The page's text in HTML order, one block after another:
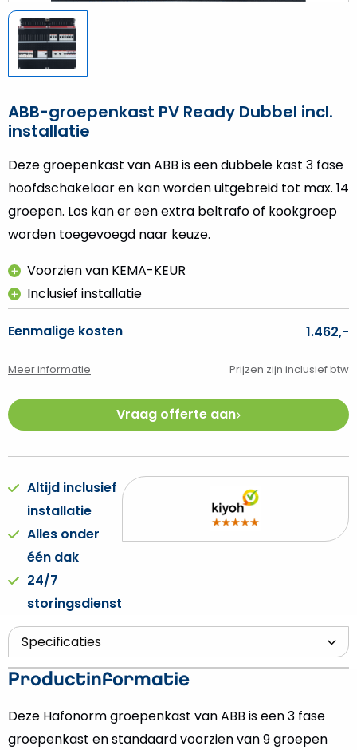
ABB-groepenkast PV Ready Dubbel incl.
installatie
Deze groepenkast van ABB is een dubbele kast 3 fase
hoofdschakelaar en kan worden uitgebreid tot max. 14
groepen. Los kan er een extra beltrafo of kookgroep
worden toegevoegd naar keuze.
Voorzien van KEMA-KEUR
Inclusief installatie
Eenmalige kosten 1.462,-
Meer informatie Prijzen zijn inclusief btw
Vraag offerte aan
Altijd inclusief
installatie
Alles onder
één dak
24/7
storingsdienst
Productinformatie
Deze Hafonorm groepenkast van ABB is een 3 fase
groepenkast en standaard voorzien van 9 groepen